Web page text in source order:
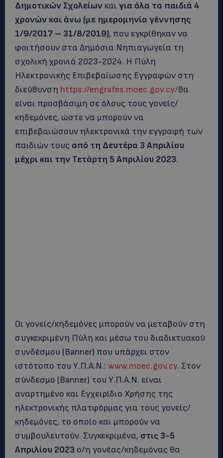
Δημοτικών Σχολείων και για όλα τα παιδιά 4
χρονών και άνω (με ημερομηνία γέννησης
1/9/2017 – 31/8/2019), που εγκρίθηκαν να
φοιτήσουν στα Δημόσια Νηπιαγωγεία τη
σχολική χρονιά 2023-2024. Η Πύλη
Ηλεκτρονικής Επιβεβαίωσης Εγγραφών στη
διεύθυνση https://engrafes.moec.gov.cy/θα
είναι προσβάσιμη σε όλους τους γονείς/
κηδεμόνες, ώστε να μπορούν να
επιβεβαιώσουν ηλεκτρονικά την εγγραφή των
παιδιών τους από τη Δευτέρα 3 Απριλίου
μέχρι και την Τετάρτη 5 Απριλίου 2023.
Οι γονείς/κηδεμόνες μπορούν να μεταβούν στη
συγκεκριμένη Πύλη και μέσω του διαδικτυακού
συνδέσμου (Banner) που υπάρχει στον
ιστότοπο του Υ.Π.Α.Ν.: www.moec.gov.cy. Στον
σύνδεσμο (Banner) του Υ.Π.Α.Ν. είναι
αναρτημένο και Εγχειρίδιο Χρήσης της
ηλεκτρονικής πλατφόρμας για τους γονείς/
κηδεμόνες, το οποίο και μπορούν να
συμβουλευτούν. Συγκεκριμένα, στις 3-5
Απριλίου 2023 ο/η γονέας/κηδεμόνας θα